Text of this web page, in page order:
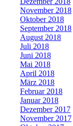
November 2018
Oktober 2018
September 2018
August 2018
Juli 2018
Juni 2018
Mai 2018
April 2018
März 2018
Februar 2018
Januar 2018
Dezember 2017
November 2017